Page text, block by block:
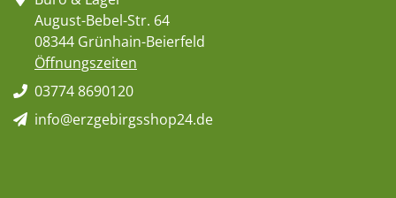
August-Bebel-Str. 64
08344 Grünhain-Beierfeld
Öffnungszeiten
03774 8690120
info@erzgebirgsshop24.de